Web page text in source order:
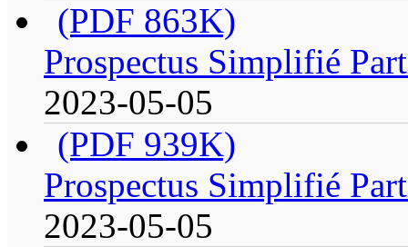
(PDF 863K)
Prospectus Simplifié
2023-05-05
(PDF 939K)
Prospectus Simplifié
2023-05-05